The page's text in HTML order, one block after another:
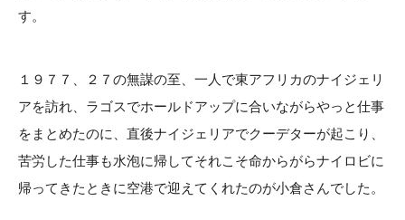
す。
１９７７、２７の無謀の至、一人で東アフリカのナイジェリ
アを訪れ、ラゴスでホールドアップに合いながらやっと仕事
をまとめたのに、直後ナイジェリアでクーデターが起こり、
苦労した仕事も水泡に帰してそれこそ命からがらナイロビに
帰ってきたときに空港で迎えてくれたのが小倉さんでした。